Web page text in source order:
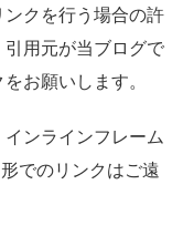
クを行う場合の許
用元が当ブログで
お願いします。
ンラインフレーム
でのリンクはご遠